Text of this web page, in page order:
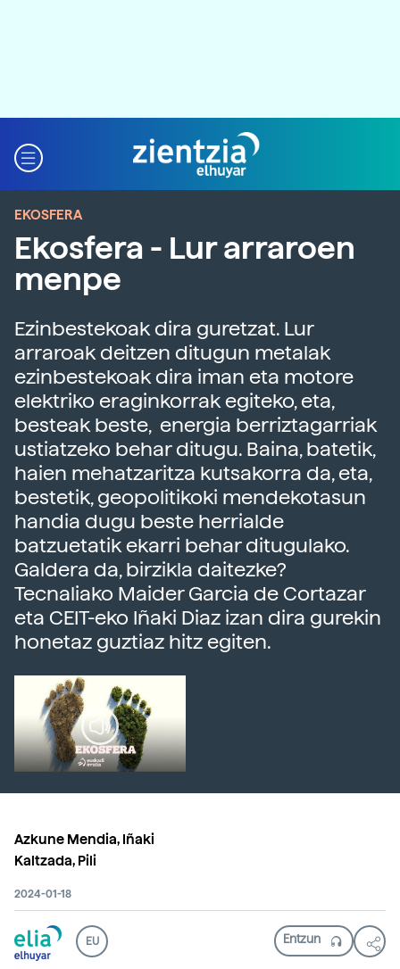
EKOSFERA
Ekosfera - Lur arraroen
menpe
Ezinbestekoak dira guretzat. Lur
arraroak deitzen ditugun metalak
ezinbestekoak dira iman eta motore
elektriko eraginkorrak egiteko, eta,
besteak beste, energia berriztagarriak
ustiatzeko behar ditugu. Baina, batetik,
haien mehatzaritza kutsakorra da, eta,
bestetik, geopolitikoki mendekotasun
handia dugu beste herrialde
batzuetatik ekarri behar ditugulako.
Galdera da, birzikla daitezke?
Tecnaliako Maider Garcia de Cortazar
eta CEIT-eko Iñaki Diaz izan dira gurekin
honetaz guztiaz hitz egiten.
Azkune Mendia, Iñaki
Kaltzada, Pili
2024-01-18
EU